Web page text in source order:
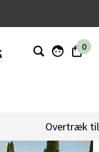
0
Overtræk